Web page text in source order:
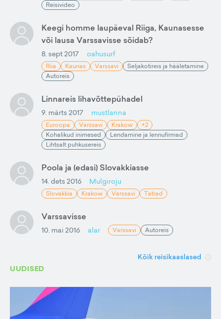
Reisivideo
Keegi homme laupäeval Riiga, Kaunasesse
või lausa Varssavisse sõidab?
8. sept 2017 oahusurf
Riia Kaunas Varssavi
Seljakotireis ja hääletamine
Autoreis
Linnareis lihavõttepühadel
9. märts 2017 mustlanna
Euroopa Varssavi Krakow
+2
Kohalikud inimesed
Lendamine ja lennufirmad
Lihtsalt puhkusereis
Poola ja (edasi) Slovakkiasse
14. dets 2016 Mulgiroju
Slovakkia Krakow Varssavi Tatrad
Varssavisse
10. mai 2016 alar Varssavi Autoreis
Kõik reisikaaslased
UUDISED